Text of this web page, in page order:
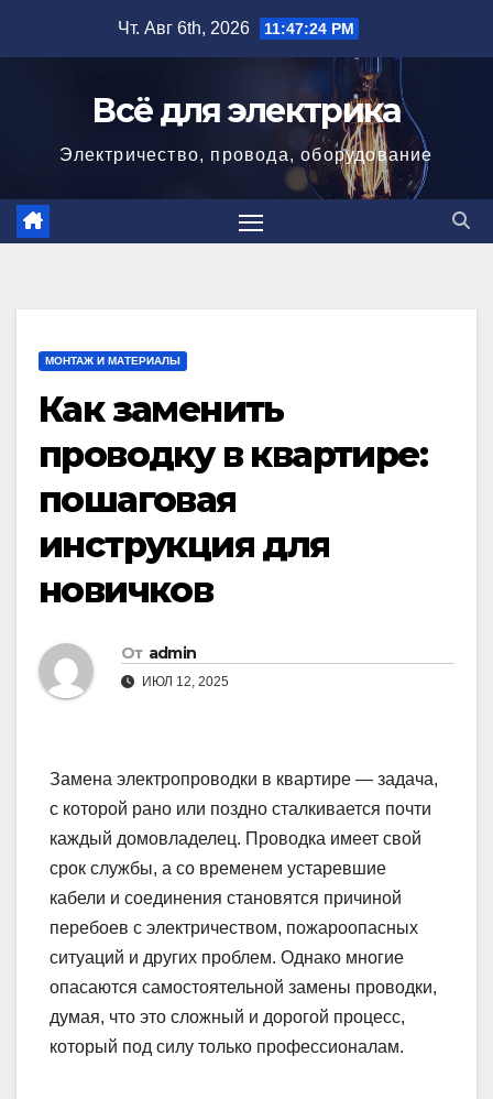
Чт. Авг 6th, 2026 11:47:25 PM
Всё для электрика
Электричество, провода, оборудование
МОНТАЖ И МАТЕРИАЛЫ
Как заменить
проводку в квартире:
пошаговая
инструкция для
новичков
От admin
ИЮЛ 12, 2025
Замена электропроводки в квартире — задача,
с которой рано или поздно сталкивается почти
каждый домовладелец. Проводка имеет свой
срок службы, а со временем устаревшие
кабели и соединения становятся причиной
перебоев с электричеством, пожароопасных
ситуаций и других проблем. Однако многие
опасаются самостоятельной замены проводки,
думая, что это сложный и дорогой процесс,
который под силу только профессионалам.